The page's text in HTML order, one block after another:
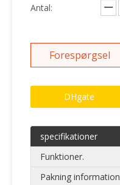
Antal:
Forespørgsel
DHgate
specifikationer
Funktioner.
Pakning information